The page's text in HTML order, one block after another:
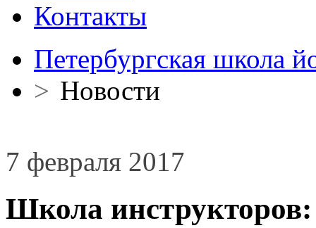
Контакты
Петербургская школа
> Новости
7 февраля 2017
Школа инструкторов: